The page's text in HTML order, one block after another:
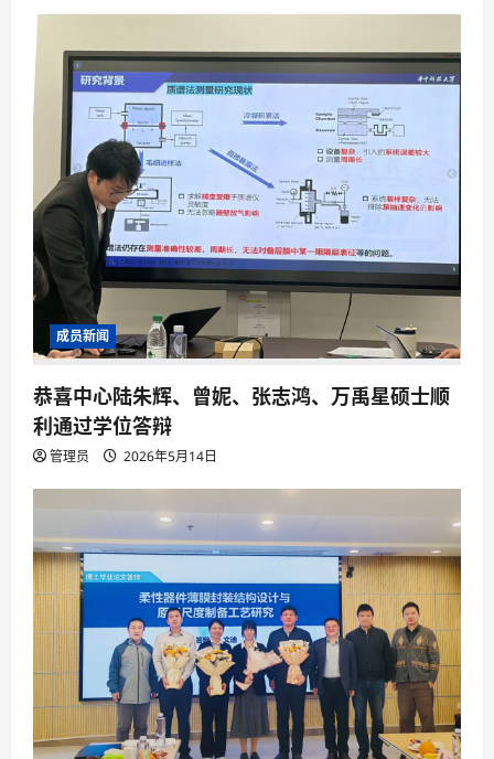
成员新闻
恭喜中心陆朱辉、曾妮、张志鸿、万禹星硕士顺
利通过学位答辩
管理员 2026年5月14日